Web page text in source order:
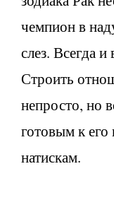
чемпион в
слез. Всегда
Строить
непросто, но
готовым к
натискам.